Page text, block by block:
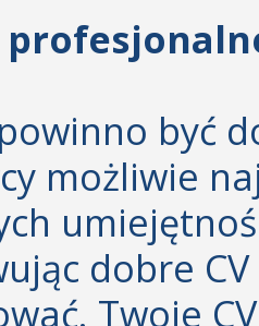
być
możliwie
dobre
Twoje